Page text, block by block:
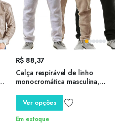
R$ 88,37
Calça respirável de linho
monocromática masculina,
moletom de corrida, streetwear
verão
Ver opções
Em estoque